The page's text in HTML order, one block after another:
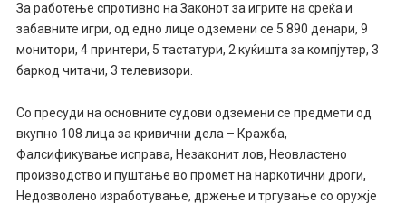
За работење спротивно на Законот за игрите на среќа и
забавните игри, од едно лице одземени се 5.890 денари, 9
монитори, 4 принтери, 5 тастатури, 2 куќишта за компјутер, 3
баркод читачи, 3 телевизори.
Со пресуди на основните судови одземени се предмети од
вкупно 108 лица за кривични дела – Кражба,
Фалсификување исправа, Незаконит лов, Неовластено
производство и пуштање во промет на наркотични дроги,
Недозволено изработување, држење и тргување со оружје